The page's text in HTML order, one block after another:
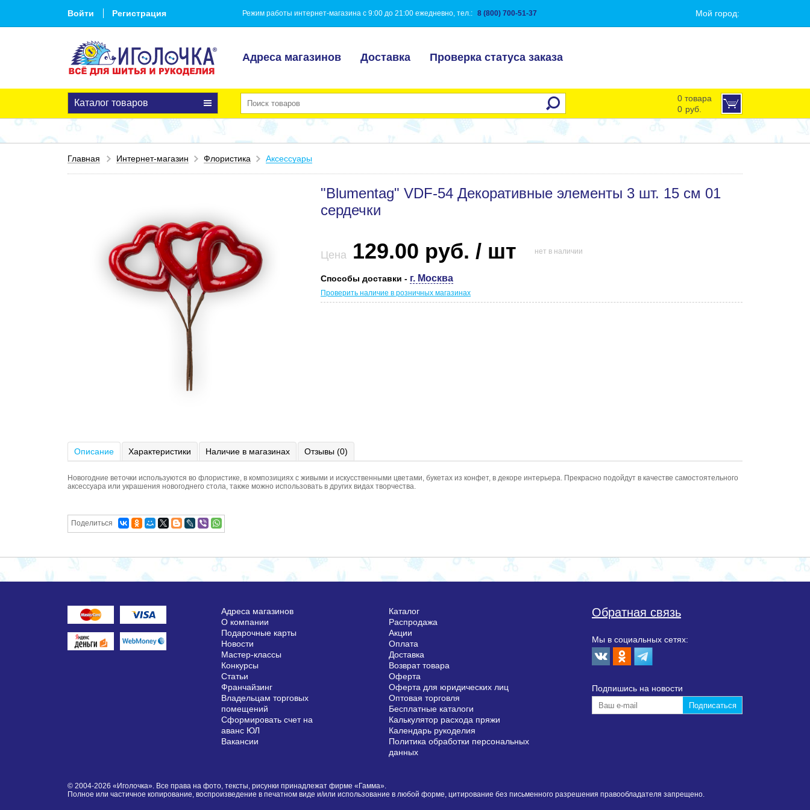
Войти Регистрация Режим работы интернет-магазина с 9:00 до 21:00 ежедневно, тел.: 8 (800) 700-51-37 Мой город:
Адреса магазинов Доставка Проверка статуса заказа
Каталог товаров
0 товара
0 руб.
Главная Интернет-магазин Флористика Аксессуары
"Blumentag" VDF-54 Декоративные элементы 3 шт. 15 см 01
сердечки
Цена 129.00 руб. / шт нет в наличии
Способы доставки - г. Москва
Проверить наличие в розничных магазинах
Описание Характеристики Наличие в магазинах Отзывы (0)
Новогодние веточки используются во флористике, в композициях с живыми и искусственными цветами, букетах из конфет, в декоре интерьера. Прекрасно подойдут в качестве самостоятельного
аксессуара или украшения новогоднего стола, также можно использовать в других видах творчества.
Поделиться
Адреса магазинов
О компании
Подарочные карты
Новости
Мастер-классы
Конкурсы
Статьи
Франчайзинг
Владельцам торговых
помещений
Сформировать счет на
аванс ЮЛ
Вакансии
Каталог
Распродажа
Акции
Оплата
Доставка
Возврат товара
Оферта
Оферта для юридических лиц
Оптовая торговля
Бесплатные каталоги
Калькулятор расхода пряжи
Календарь рукоделия
Политика обработки персональных
данных
Обратная связь
Мы в социальных сетях:
Подпишиcь на новости
© 2004-2026 «Иголочка». Все права на фото, тексты, рисунки принадлежат фирме «Гамма».
Полное или частичное копирование, воспроизведение в печатном виде и/или использование в любой форме, цитирование без письменного разрешения правообладателя запрещено.